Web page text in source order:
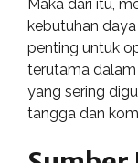
Maka dari itu,
kebutuhan
penting untuk
terutama
yang sering
tangga dan